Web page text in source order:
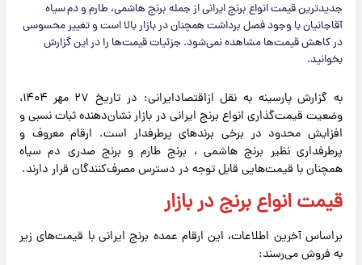
جدیدترین قیمت انواع برنج ایرانی از جمله برنج هاشمی، طارم و دم سیاه
آقاجانیان با وجود فصل برداشت همچنان در بازار بالا است و تغییر محسوسی
در کاهش قیمت‌ها مشاهده نمی‌شود. جزئیات قیمت‌ها را در این گزارش
بخوانید.
به گزارش پارسینه به نقل ازاقتصادایرانی:
در تاریخ ۲۷ مهر ۱۴۰۴،
وضعیت قیمت‌گذاری انواع برنج ایرانی در بازار نشان‌دهنده ثبات نسبی و
افزایش محدود در برخی برندهای پرطرفدار است. ارقام معروف و
پرطرفداری نظیر برنج هاشمی ، برنج طارم و برنج صدری دم سیاه
همچنان با قیمت‌هایی قابل توجه در دسترس مصرف‌کنندگان قرار دارند.
قیمت انواع برنج در بازار
براساس آخرین اطلاعات، این ارقام عمده برنج ایرانی با قیمت‌های زیر
به فروش می‌رسند: